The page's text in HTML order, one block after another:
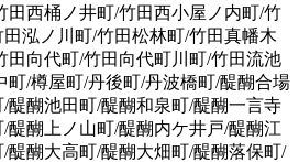
田西桶ノ井町/竹田西小屋ノ内町/竹
泓ノ川町/竹田松林町/竹田真幡木
田向代町/竹田向代町川町/竹田流池
町/樽屋町/丹後町/丹波橋町/醍醐合場
醍醐池田町/醍醐和泉町/醍醐一言寺
醍醐上ノ山町/醍醐内ケ井戸/醍醐江
醍醐大高町/醍醐大畑町/醍醐落保町/